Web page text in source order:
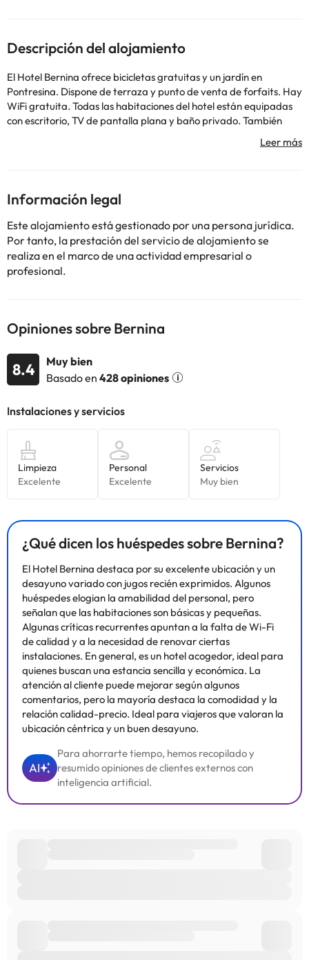
Descripción del alojamiento
El Hotel Bernina ofrece bicicletas gratuitas y un jardín en
Pontresina. Dispone de terraza y punto de venta de forfaits. Hay
WiFi gratuita. Todas las habitaciones del hotel están equipadas
con escritorio, TV de pantalla plana y baño privado. También
desayuno continental y buffet. El alojamiento alberga un
disfrutar de actividades en Pontresina y sus alrededores, como
senderismo, esquí y ciclismo. Livigno se encuentra a 18 km del
Hotel Bernina, mientras que St. Moritz está a 5 km.
Informa a Hotel Bernina con antelación de tu hora prevista de
llegada. Para ello, puedes utilizar el apartado de peticiones
especiales al hacer la reserva o ponerte en contacto
directamente con el alojamiento. Los datos de contacto
y de seguridad adicionales en estos momentos. Los servicios de
comida y bebida de este alojamiento pueden verse limitados o no
estar disponibles a causa del coronavirus (COVID-19). A causa del
coronavirus (COVID-19), este alojamiento está tomando medidas
para garantizar la seguridad de los clientes y el personal. Por
limitados o no estar disponibles.
Algunos de los servicios detallados pueden ser de pago. Puedes
consultar sus tarifas directamente en el establecimiento. Toda la
alojamiento. Si tienes dudas, contáctanos.
Información legal
Este alojamiento está gestionado por una persona jurídica.
Por tanto, la prestación del servicio de alojamiento se
realiza en el marco de una actividad empresarial o
profesional.
Opiniones sobre Bernina
8.4
Muy bien
Basado en 428 opiniones
¿Qué dicen los huéspedes sobre Bernina?
El Hotel Bernina destaca por su excelente ubicación y un
desayuno variado con jugos recién exprimidos. Algunos
huéspedes elogian la amabilidad del personal, pero
señalan que las habitaciones son básicas y pequeñas.
Algunas críticas recurrentes apuntan a la falta de Wi-Fi
de calidad y a la necesidad de renovar ciertas
instalaciones. En general, es un hotel acogedor, ideal para
quienes buscan una estancia sencilla y económica. La
atención al cliente puede mejorar según algunos
comentarios, pero la mayoría destaca la comodidad y la
relación calidad-precio. Ideal para viajeros que valoran la
ubicación céntrica y un buen desayuno.
AI
Para ahorrarte tiempo, hemos recopilado y
resumido opiniones de clientes externos con
inteligencia artificial.